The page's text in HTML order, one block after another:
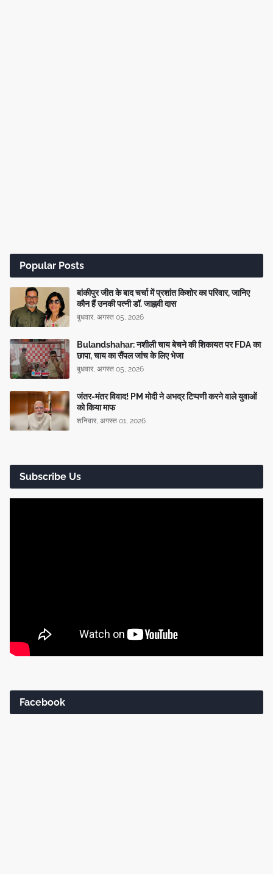
Popular Posts
बांकीपुर जीत के बाद चर्चा में प्रशांत किशोर का परिवार, जानिए
कौन हैं उनकी पत्नी डॉ. जाह्नवी दास
बुधवार, अगस्त 05, 2026
Bulandshahar: नशीली चाय बेचने की शिकायत पर FDA का
छापा, चाय का सैंपल जांच के लिए भेजा
बुधवार, अगस्त 05, 2026
जंतर-मंतर विवाद! PM मोदी ने अभद्र टिप्पणी करने वाले युवाओं
को किया माफ
शनिवार, अगस्त 01, 2026
Subscribe Us
Facebook